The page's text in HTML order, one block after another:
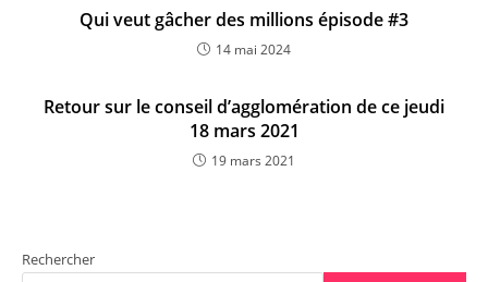
Qui veut gâcher des millions épisode #3
14 mai 2024
Retour sur le conseil d’agglomération de ce jeudi
18 mars 2021
19 mars 2021
Rechercher